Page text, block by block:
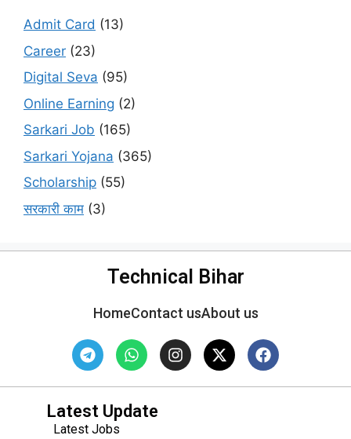
Admit Card (13)
Career (23)
Digital Seva (95)
Online Earning (2)
Sarkari Job (165)
Sarkari Yojana (365)
Scholarship (55)
सरकारी काम (3)
Technical Bihar
HomeContact usAbout us
Latest Update
Latest Jobs